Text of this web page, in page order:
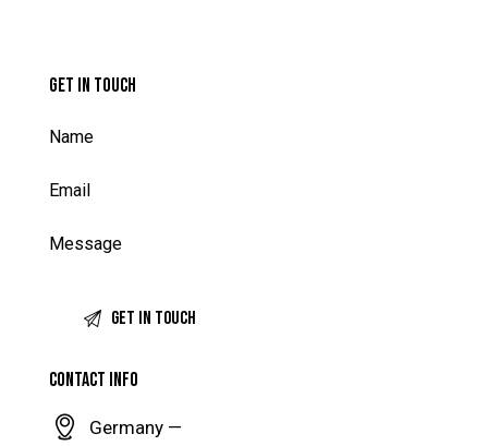
GET IN TOUCH
CONTACT INFO
Germany —